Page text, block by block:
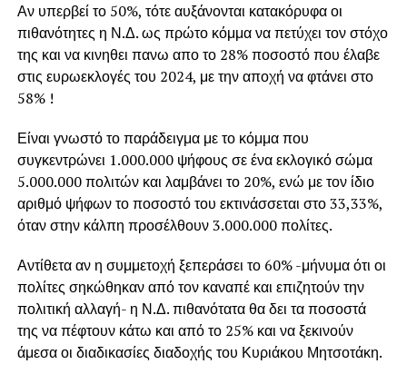
Αν υπερβεί το 50%, τότε αυξάνονται κατακόρυφα οι
πιθανότητες η Ν.Δ. ως πρώτο κόμμα να πετύχει τον στόχο
της και να κινηθει πανω απο το 28% ποσοστό που έλαβε
στις ευρωεκλογές του 2024, με την αποχή να φτάνει στο
58% !
Είναι γνωστό το παράδειγμα με το κόμμα που
συγκεντρώνει 1.000.000 ψήφους σε ένα εκλογικό σώμα
5.000.000 πολιτών και λαμβάνει το 20%, ενώ με τον ίδιο
αριθμό ψήφων το ποσοστό του εκτινάσσεται στο 33,33%,
όταν στην κάλπη προσέλθουν 3.000.000 πολίτες.
Αντίθετα αν η συμμετοχή ξεπεράσει το 60% -μήνυμα ότι οι
πολίτες σηκώθηκαν από τον καναπέ και επιζητούν την
πολιτική αλλαγή- η Ν.Δ. πιθανότατα θα δει τα ποσοστά
της να πέφτουν κάτω και από το 25% και να ξεκινούν
άμεσα οι διαδικασίες διαδοχής του Κυριάκου Μητσοτάκη.